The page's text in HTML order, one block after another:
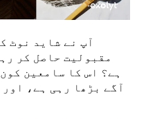
آپ نے شاید نوٹ
مقبولیت حاصل کر
ہے؟ اس کا سامعین
آگے بڑھا رہی ہے،